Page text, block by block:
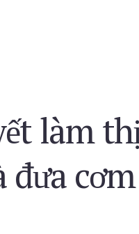
làm
đưa cơm